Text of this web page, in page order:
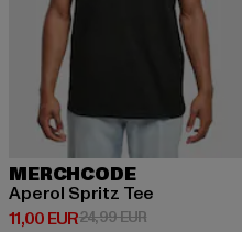
MERCHCODE
Aperol Spritz Tee
11,00 EUR
Derzeitiger Preis: 11,00 EUR
24,99 EURAktionspreis: